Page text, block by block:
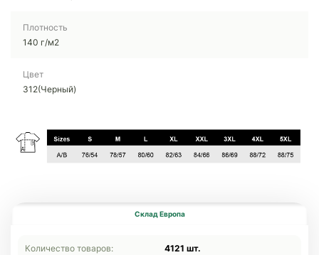
Плотность
140 г/м2
Цвет
312(Черный)
Склад Европа
Количество товаров:
4121 шт.